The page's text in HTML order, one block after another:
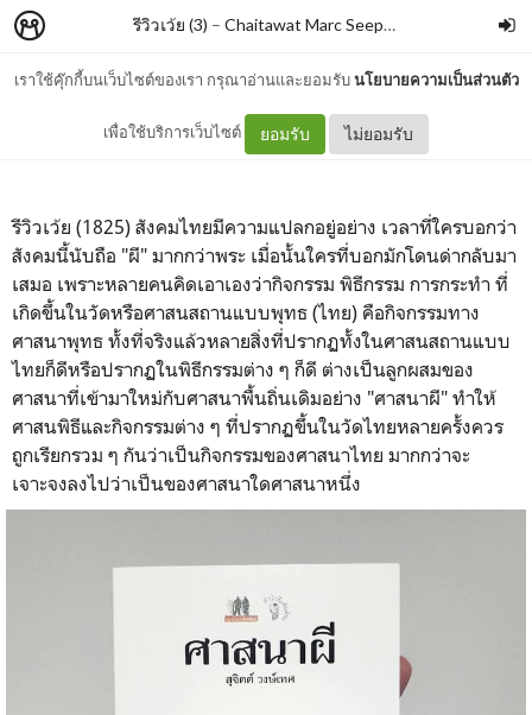
เราใช้คุ๊กกี้บนเว็บไซต์ของเรา กรุณาอ่านและยอมรับนโยบายความเป็นส่วนตัว
เพื่อใช้บริการเว็บไซต์ ยอมรับ ไม่ยอมรับ
รีวิวเว้ย (3) – Chaitawat Marc Seephongsai
ศาสนาผี By สุจิตต์ วงษ์เทศ
รีวิวเว้ย (1825) สังคมไทยมีความแปลกอยู่อย่าง เวลาที่ใครบอกว่า
สังคมนี้นับถือ "ผี" มากกว่าพระ เมื่อนั้นใครที่บอกมักโดนด่ากลับมา
เสมอ เพราะหลายคนคิดเอาเองว่ากิจกรรม พิธีกรรม การกระทำ ที่
เกิดขึ้นในวัดหรือศาสนสถานแบบพุทธ (ไทย) คือกิจกรรมทาง
ศาสนาพุทธ ทั้งที่จริงแล้วหลายสิ่งที่ปรากฏทั้งในศาสนสถานแบบ
ไทยก็ดีหรือปรากฏในพิธีกรรมต่าง ๆ ก็ดี ต่างเป็นลูกผสมของ
ศาสนาที่เข้ามาใหม่กับศาสนาพื้นถิ่นเดิมอย่าง "ศาสนาผี" ทำให้
ศาสนพิธีและกิจกรรมต่าง ๆ ที่ปรากฏขึ้นในวัดไทยหลายครั้งควร
ถูกเรียกรวม ๆ กันว่าเป็นกิจกรรมของศาสนาไทย มากกว่าจะ
เจาะจงลงไปว่าเป็นของศาสนาใดศาสนาหนึ่ง